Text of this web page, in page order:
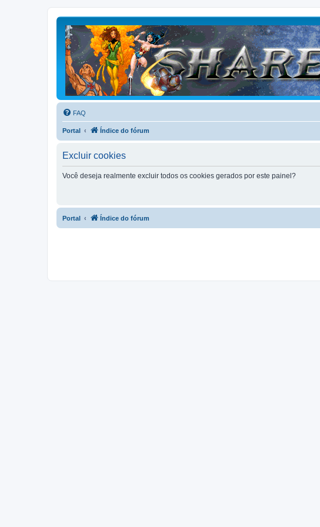
FAQ
Portal Índice do fórum
Excluir cookies
Você deseja realmente excluir todos os cookies gerados por este painel?
Portal Índice do fórum